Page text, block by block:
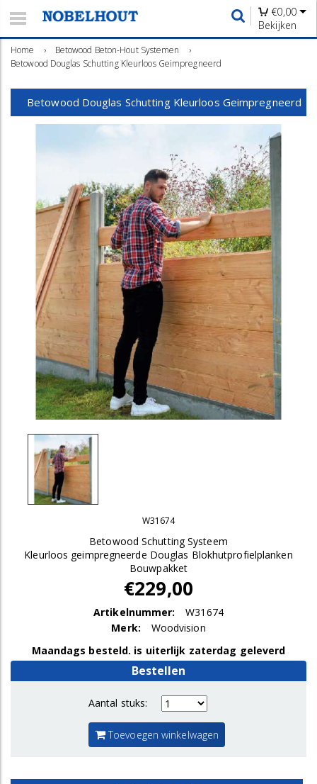
€0,00
Bekijken
Home › Betowood Beton-Hout Systemen
›
Betowood Douglas Schutting Kleurloos Geimpregneerd
Betowood Douglas Schutting Kleurloos Geimpregneerd
W31674
Betowood Schutting Systeem
Kleurloos geimpregneerde Douglas Blokhutprofielplanken
Bouwpakket
€229,00
Artikelnummer:
W31674
Merk:
Woodvision
Maandags besteld. is uiterlijk zaterdag geleverd
Bestellen
Aantal stuks:
Toevoegen winkelwagen